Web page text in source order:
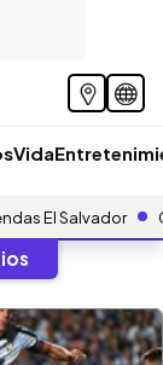
Vida
El Salvador